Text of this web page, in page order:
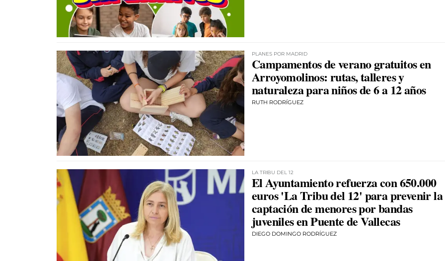
PLANES POR MADRID
Campamentos de verano gratuitos en
Arroyomolinos: rutas, talleres y
naturaleza para niños de 6 a 12 años
RUTH RODRÍGUEZ
LA TRIBU DEL 12
El Ayuntamiento refuerza con 650.000
euros 'La Tribu del 12' para prevenir la
captación de menores por bandas
juveniles en Puente de Vallecas
DIEGO DOMINGO RODRÍGUEZ